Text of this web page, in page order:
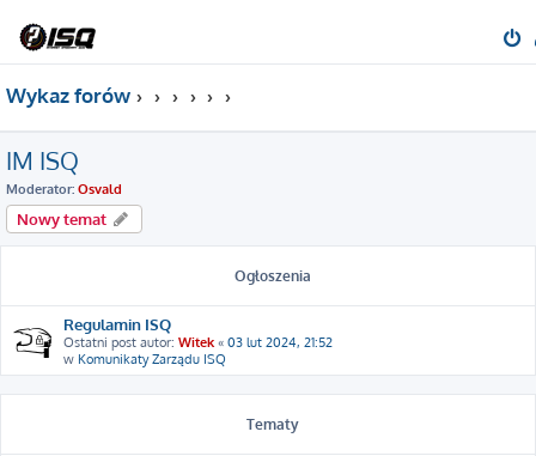
Wykaz forów
IM ISQ
Moderator: Osvald
Nowy temat
Ogłoszenia
Regulamin ISQ
Ostatni post autor: Witek « 03 lut 2024, 21:52
w Komunikaty Zarządu ISQ
Tematy